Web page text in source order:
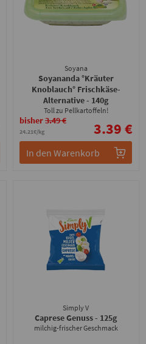
Soyana
Soyananda °Kräuter
Knoblauch° Frischkäse-
Alternative- 140g
Toll zu Pellkartoffeln!
24.21€/kg
bisher3.49 € 3.39 €
In den Warenkorb
Simply V
Caprese Genuss- 125g
milchig-frischer Geschmack